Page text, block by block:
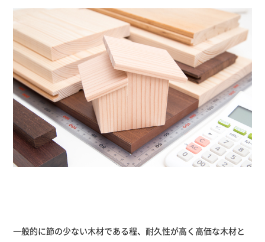
一般的に節の少ない木材である程、耐久性が高く高価な木材と